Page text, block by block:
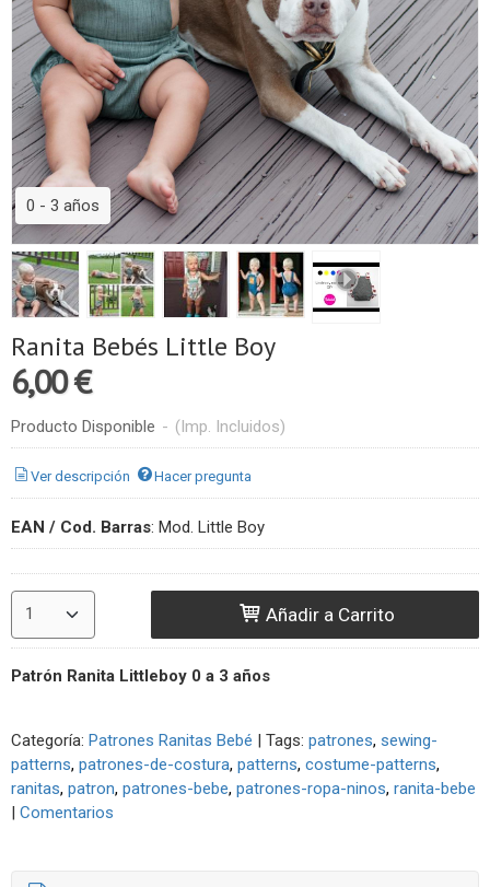
0 - 3 años
Ranita Bebés Little Boy
6,00 €
Producto Disponible - (Imp. Incluidos)
Ver descripción Hacer pregunta
EAN / Cod. Barras: Mod. Little Boy
Añadir a Carrito
Patrón Ranita Littleboy 0 a 3 años
Categoría: Patrones Ranitas Bebé | Tags: patrones sewing-
patterns patrones-de-costura patterns costume-patterns
ranitas patron patrones-bebe patrones-ropa-ninos ranita-bebe
| Comentarios